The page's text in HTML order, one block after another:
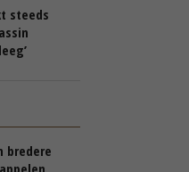
steeds
bredere